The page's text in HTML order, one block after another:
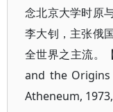
念北京大学时原
李大钊，主张俄
全世界之主流。
and the Origins
Atheneum, 1973,